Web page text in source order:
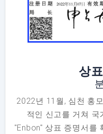
상
2022년 11월, 심천 홍
적인 신고를 거쳐 국
"Enbon" 상표 증명서를